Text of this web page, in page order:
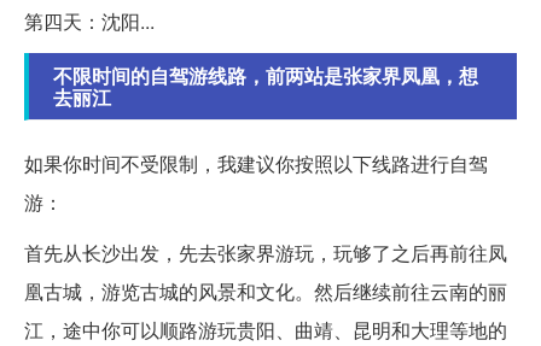
第四天：沈阳...
不限时间的自驾游线路，前两站是张家界凤凰，想
去丽江
如果你时间不受限制，我建议你按照以下线路进行自驾
游：
首先从长沙出发，先去张家界游玩，玩够了之后再前往凤
凰古城，游览古城的风景和文化。然后继续前往云南的丽
江，途中你可以顺路游玩贵阳、曲靖、昆明和大理等地的